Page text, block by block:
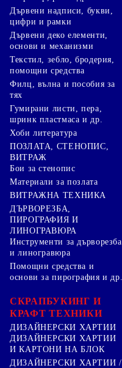
Дървени надписи, букви,
цифри и рамки
Дървени деко елементи,
основи и механизми
Текстил, зебло, бродерия,
помощни средства
Филц, вълна и пособия за
тях
Гумирани листи, пера,
шринк пластмаса и др.
Хоби литература
ПОЗЛАТА, СТЕНОПИС,
ВИТРАЖ
Бои за стенопис
Материали за позлата
ВИТРАЖНА ТЕХНИКА
ДЪРВОРЕЗБА,
ПИРОГРАФИЯ И
ЛИНОГРАВЮРА
Инструменти за дърворезба
и линогравюра
Помощни средства и
основи за пирография и др.
СКРАПБУКИНГ И
КРАФТ ТЕХНИКИ
ДИЗАЙНЕРСКИ ХАРТИИ
ДИЗАЙНЕРСКИ ХАРТИИ
И КАРТОНИ НА БЛОК
ДИЗАЙНЕРСКИ ХАРТИИ /